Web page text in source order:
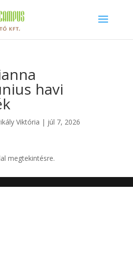
havi
Viktória | júl 7, 2026
megtekintésre.